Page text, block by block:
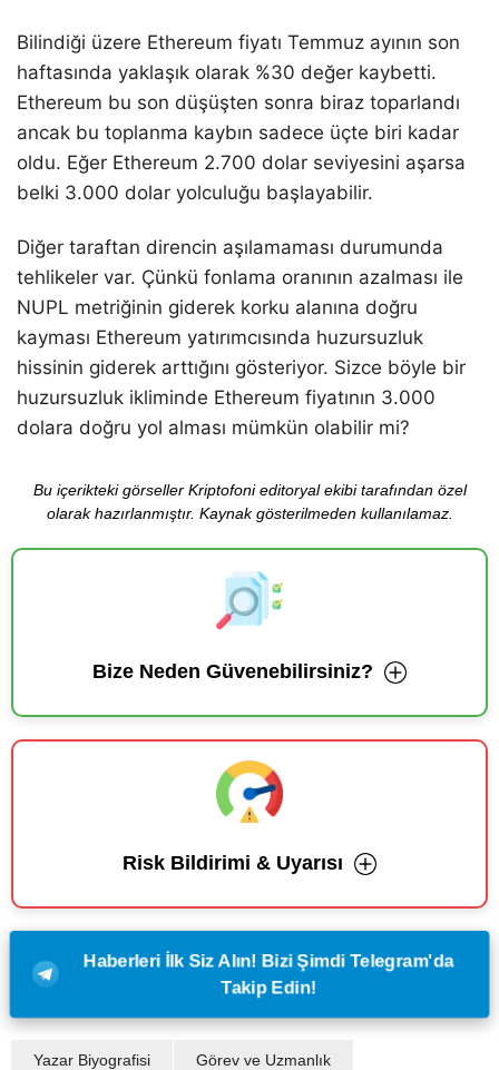
Bilindiği üzere Ethereum fiyatı Temmuz ayının son
haftasında yaklaşık olarak %30 değer kaybetti.
Ethereum bu son düşüşten sonra biraz toparlandı
ancak bu toplanma kaybın sadece üçte biri kadar
oldu. Eğer Ethereum 2.700 dolar seviyesini aşarsa
belki 3.000 dolar yolculuğu başlayabilir.
Diğer taraftan direncin aşılamaması durumunda
tehlikeler var. Çünkü fonlama oranının azalması ile
NUPL metriğinin giderek korku alanına doğru
kayması Ethereum yatırımcısında huzursuzluk
hissinin giderek arttığını gösteriyor. Sizce böyle bir
huzursuzluk ikliminde Ethereum fiyatının 3.000
dolara doğru yol alması mümkün olabilir mi?
Bu içerikteki görseller Kriptofoni editoryal ekibi tarafından özel
olarak hazırlanmıştır. Kaynak gösterilmeden kullanılamaz.
Bize Neden Güvenebilirsiniz?
Risk Bildirimi & Uyarısı
Haberleri İlk Siz Alın! Bizi Şimdi Telegram'da
Takip Edin!
Yazar Biyografisi Görev ve Uzmanlık